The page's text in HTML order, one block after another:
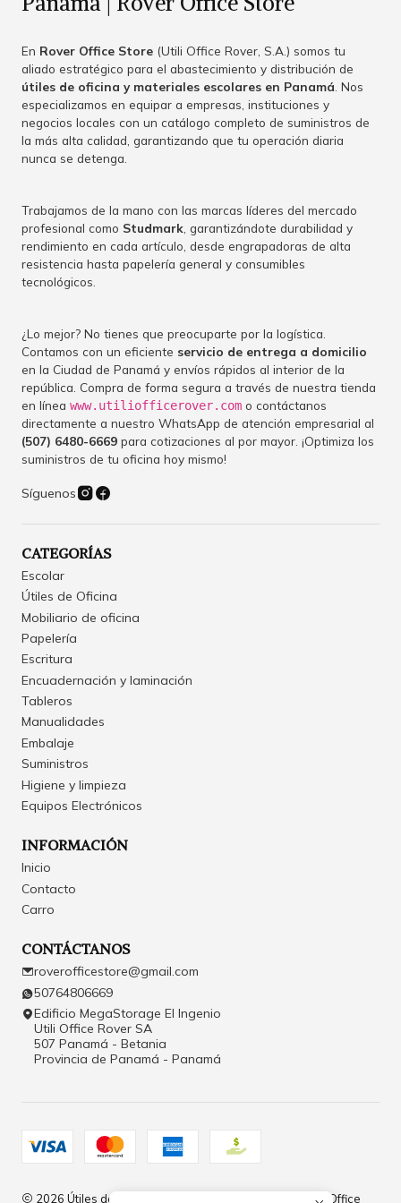
En Rover Office Store (Utili Office Rover, S.A.) somos tu
aliado estratégico para el abastecimiento y distribución de
útiles de oficina y materiales escolares en Panamá . Nos
especializamos en equipar a empresas, instituciones y
negocios locales con un catálogo completo de suministros de
la más alta calidad, garantizando que tu operación diaria
nunca se detenga.
Trabajamos de la mano con las marcas líderes del mercado
profesional como Studmark , garantizándote durabilidad y
rendimiento en cada artículo, desde engrapadoras de alta
resistencia hasta papelería general y consumibles
tecnológicos.
¿Lo mejor? No tienes que preocuparte por la logística.
Contamos con un eficiente servicio de entrega a domicilio
en la Ciudad de Panamá y envíos rápidos al interior de la
república. Compra de forma segura a través de nuestra tienda
en línea www.utiliofficerover.com o contáctanos
directamente a nuestro WhatsApp de atención empresarial al
(507) 6480-6669 para cotizaciones al por mayor. ¡Optimiza los
suministros de tu oficina hoy mismo!
Síguenos
CATEGORÍAS
Escolar
Útiles de Oficina
Mobiliario de oficina
Papelería
Escritura
Encuadernación y laminación
Tableros
Manualidades
Embalaje
Suministros
Higiene y limpieza
Equipos Electrónicos
INFORMACIÓN
Inicio
Contacto
Carro
CONTÁCTANOS
roverofficestore@gmail.com
50764806669
Edificio MegaStorage El Ingenio
Utili Office Rover SA
507 Panamá - Betania
Provincia de Panamá - Panamá
2026 Útiles de Oficina y Papelería en Panamá | Rover Office